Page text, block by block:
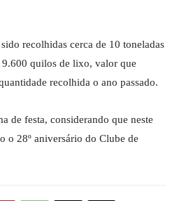
recolhidas cerca de 10 toneladas
quilos de lixo, valor que
recolhida o ano passado.
de festa, considerando que neste
o 28º aniversário do Clube de